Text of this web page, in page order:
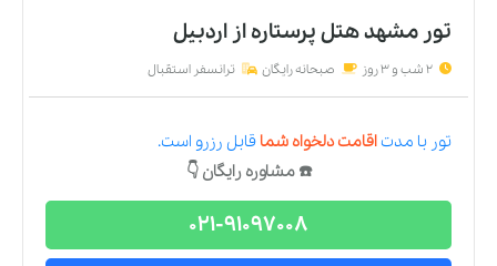
تور مشهد هتل پرستارهاز اردبیل
2 شب و 3 روز صبحانه رایگان ترانسفر استقبال
تور با مدتاقامت دلخواه شما قابل رزرو است.
☎️ مشاوره رایگان 👇
021-91097008